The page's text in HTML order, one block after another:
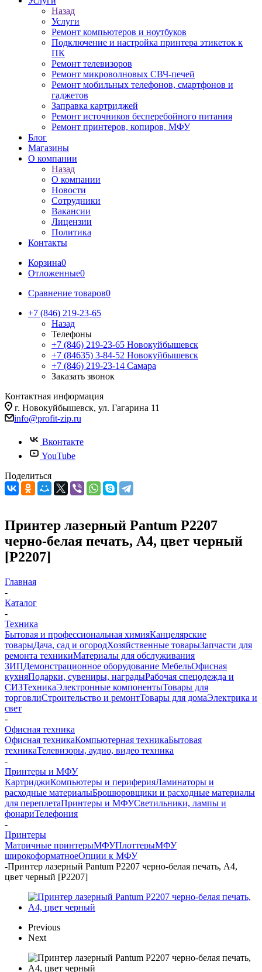
Назад
Услуги
Ремонт компьютеров и ноутбуков
Подключение и настройка принтера этикеток к
ПК
Ремонт телевизоров
Ремонт микроволновых СВЧ-печей
Ремонт мобильных телефонов, смартфонов и
гаджетов
Заправка картриджей
Ремонт источников бесперебойного питания
Ремонт принтеров, копиров, МФУ
Блог
Магазины
О компании
Назад
О компании
Новости
Сотрудники
Вакансии
Лицензии
Политика
Контакты
Корзина0
Отложенные0
Сравнение товаров0
+7 (846) 219-23-65
Назад
Телефоны
+7 (846) 219-23-65 Новокуйбышевск
+7 (84635) 3-84-52 Новокуйбышевск
+7 (846) 219-23-14 Самара
Заказать звонок
Контактная информация
г. Новокуйбышевск, ул. Гагарина 11
info@profit-zip.ru
Вконтакте
YouTube
Поделиться
Принтер лазерный Pantum P2207
черно-белая печать, A4, цвет черный
[P2207]
Главная
-
Каталог
-
Техника
Бытовая и профессиональная химияКанцелярские
товарыДача, сад и огородХозяйственные товарыЗапчасти для
ремонта техникиМатериалы для обслуживания
ЗИПДемонстрационное оборудование МебельОфисная
кухняПодарки, сувениры, наградыРабочая спецодежда и
СИЗТехникаЭлектронные компонентыТовары для
торговлиСтроительство и ремонтТовары для домаЭлектрика и
свет
-
Офисная техника
Офисная техникаКомпьютерная техникаБытовая
техникаТелевизоры, аудио, видео техника
-
Принтеры и МФУ
КартриджиКомпьютеры и периферияЛаминаторы и
расходные материалыБрошюровщики и расходные материалы
для переплетаПринтеры и МФУСветильники, лампы и
фонариТелефония
-
Принтеры
Матричные принтерыМФУПлоттерыМФУ
широкоформатноеОпции к МФУ
-Принтер лазерный Pantum P2207 черно-белая печать, A4,
цвет черный [P2207]
Previous
Next